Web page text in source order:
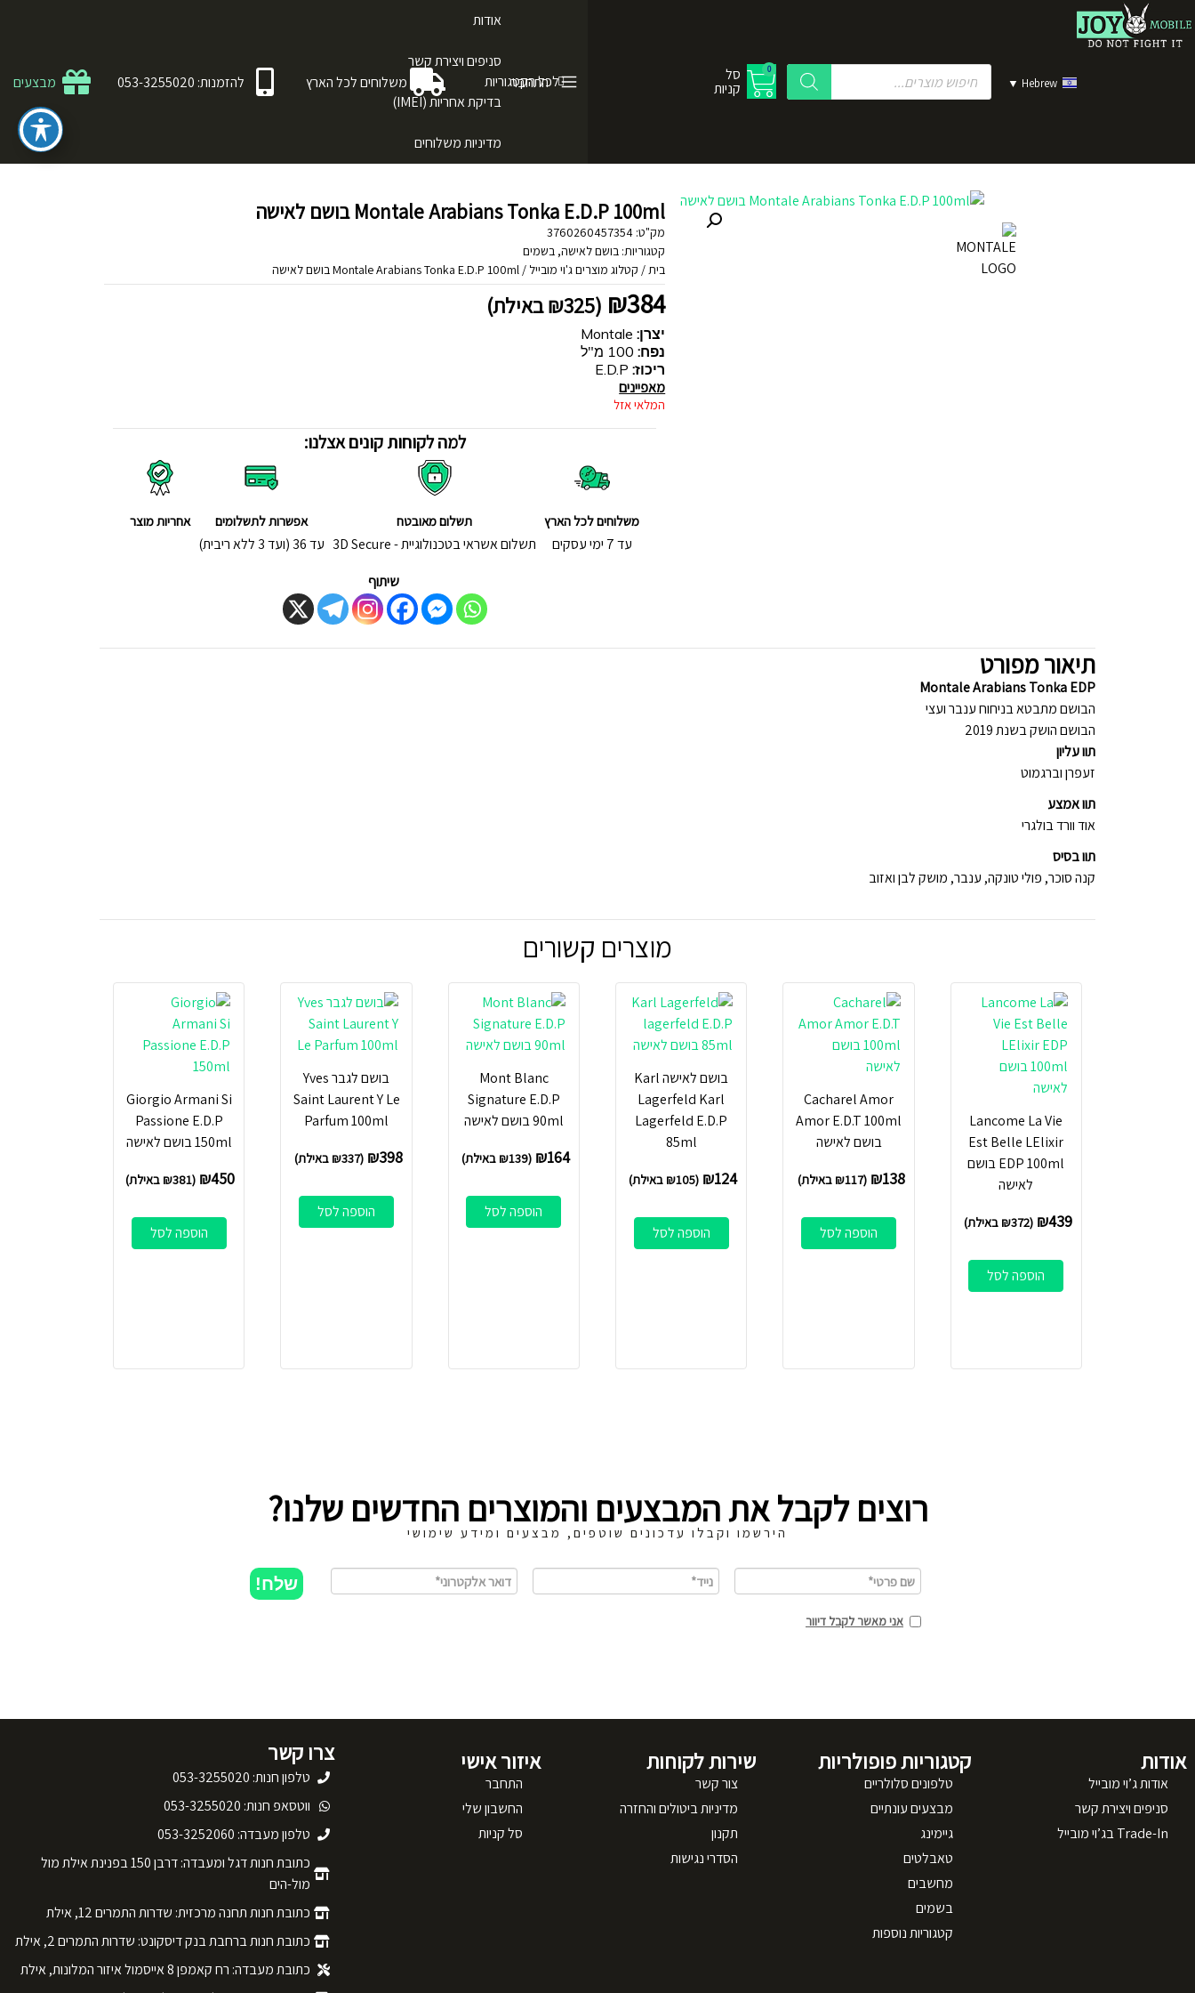
Hebrew
▼
0 סל
קניות לכל הקטגוריות
התחבר
אודות
סניפים ויצירת קשר
בדיקת אחריות (IMEI)
מדיניות משלוחים
משלוחים לכל הארץ להזמנות: 053-3255020 מבצעים
Montale Arabians Tonka E.D.P 100ml בושם לאישה
מק"ט: 3760260457354
קטגוריות: בושם לאישה, בשמים
בית/ קטלוג מוצרים ג'וי מובייל / Montale Arabians Tonka E.D.P 100ml בושם לאישה
₪384
(
₪325 באילת)
יצרן: Montale
נפח: 100 מ"ל
ריכוז: E.D.P
מאפיינים
המלאי אזל
למה לקוחות קונים אצלנו:
משלוחים לכל הארץ
עד 7 ימי עסקים
תשלום מאובטח
תשלום אשראי בטכנולוגיית - 3D Secure
אפשרות לתשלומים
עד 36 (ועד 3 ללא ריבית)
אחריות מוצר
שיתוף
תיאור מפורט
Montale Arabians Tonka EDP
הבושם מתבטא בניחוח ענבר ועצי
הבושם הושק בשנת 2019
תוו עליון
זעפרן וברגמוט
תוו אמצע
אוד וורד בולגרי
תוו בסיס
קנה סוכר, פולי טונקה, ענבר, מושק לבן ואזוב
מוצרים קשורים
Lancome La Vie
Est Belle LElixir
EDP 100ml בושם
לאישה
₪439
(
₪372 באילת)
הוספה לסל
Cacharel Amor
Amor E.D.T 100ml
בושם לאישה
₪138
(
₪117 באילת)
הוספה לסל
בושם לאישה Karl
Lagerfeld Karl
Lagerfeld E.D.P
85ml
₪124
(
₪105 באילת)
הוספה לסל
Mont Blanc
Signature E.D.P
90ml בושם לאישה
₪164
(
₪139 באילת)
הוספה לסל
בושם לגבר Yves
Saint Laurent Y Le
Parfum 100ml
₪398
(
₪337 באילת)
הוספה לסל
Giorgio Armani Si
Passione E.D.P
150ml בושם לאישה
₪450
(
₪381 באילת)
הוספה לסל
רוצים לקבל את המבצעים והמוצרים החדשים שלנו?
הירשמו וקבלו עדכונים שוטפים, מבצעים ומידע שימושי
אני מאשר לקבל דיוור
שלח!
אודות
אודות ג’וי מובייל
סניפים ויצירת קשר
Trade-In בג’וי מובייל
קטגוריות פופולריות
טלפונים סלולריים
מבצעים עונתיים
גיימינג
טאבלטים
מחשבים
בשמים
קטגוריות נוספות
שירות לקוחות
צור קשר
מדיניות ביטולים והחזרה
תקנון
הסדרי נגישות
איזור אישי
התחבר
החשבון שלי
סל קניות
צרו קשר
טלפון חנות: 053-3255020
ווטסאפ חנות: 053-3255020
טלפון מעבדה: 053-3252060
כתובת חנות דגל ומעבדה: דרבן 150 בפנינת אילת מול
מול-הים
כתובת חנות תחנה מרכזית: שדרות התמרים 12, אילת
כתובת חנות ברחבת בנק דיסקונט: שדרות התמרים 2, אילת
כתובת מעבדה: רח קאמפן 8 אייסמול איזור המלונות, אילת